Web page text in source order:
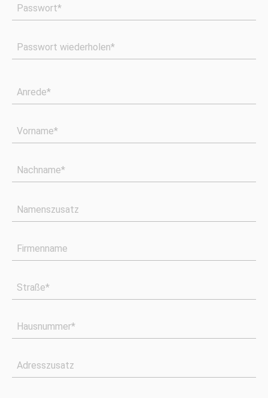
Passwort*
Passwort wiederholen*
Anrede*
Vorname*
Nachname*
Namenszusatz
Firmenname
Straße*
Hausnummer*
Adresszusatz